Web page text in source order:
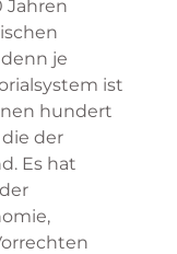
Jahren
je
ist
hundert
der
Es hat